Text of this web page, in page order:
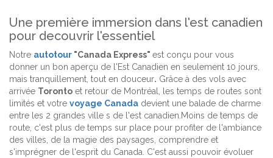
Une première immersion dans l'est canadien
pour decouvrir l'essentiel
Notre autotour "Canada Express" est conçu pour vous
donner un bon aperçu de l'Est Canadien en seulement 10 jours,
mais tranquillement, tout en douceur. Grâce à des vols avec
arrivée Toronto et retour de Montréal, les temps de routes sont
limités et votre voyage Canada devient une balade de charme
entre les 2 grandes ville s de l'est canadien.Moins de temps de
route, c'est plus de temps sur place pour profiter de l'ambiance
des villes, de la magie des paysages, comprendre et
s'imprégner de l'esprit du Canada. C'est aussi pouvoir évoluer